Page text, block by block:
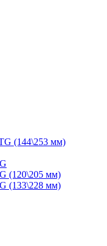
(144\253 мм)
(120\205 мм)
(133\228 мм)